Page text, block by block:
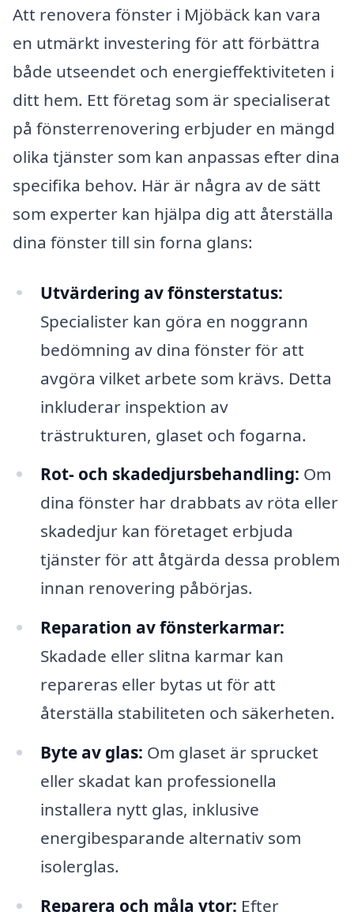
Att renovera fönster i Mjöbäck kan vara
en utmärkt investering för att förbättra
både utseendet och energieffektiviteten i
ditt hem. Ett företag som är specialiserat
på fönsterrenovering erbjuder en mängd
olika tjänster som kan anpassas efter dina
specifika behov. Här är några av de sätt
som experter kan hjälpa dig att återställa
dina fönster till sin forna glans:
Utvärdering av fönsterstatus:
Specialister kan göra en noggrann
bedömning av dina fönster för att
avgöra vilket arbete som krävs. Detta
inkluderar inspektion av
trästrukturen, glaset och fogarna.
Rot- och skadedjursbehandling: Om
dina fönster har drabbats av röta eller
skadedjur kan företaget erbjuda
tjänster för att åtgärda dessa problem
innan renovering påbörjas.
Reparation av fönsterkarmar:
Skadade eller slitna karmar kan
repareras eller bytas ut för att
återställa stabiliteten och säkerheten.
Byte av glas: Om glaset är sprucket
eller skadat kan professionella
installera nytt glas, inklusive
energibesparande alternativ som
isolerglas.
Reparera och måla ytor: Efter